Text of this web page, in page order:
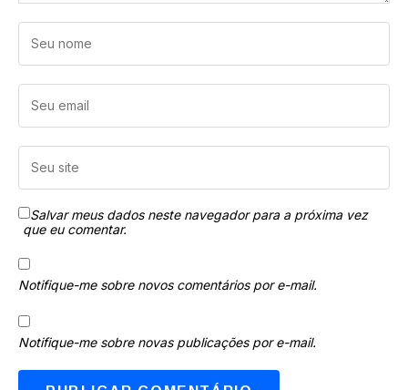
Salvar meus dados neste navegador para a próxima vez
que eu comentar.
Notifique-me sobre novos comentários por e-mail.
Notifique-me sobre novas publicações por e-mail.